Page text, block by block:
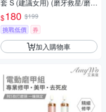
套 S (建議女用) (磨牙救星/磨牙
牙套/睡覺磨牙)
$180 $199
挑戰低價
券
加入購物車